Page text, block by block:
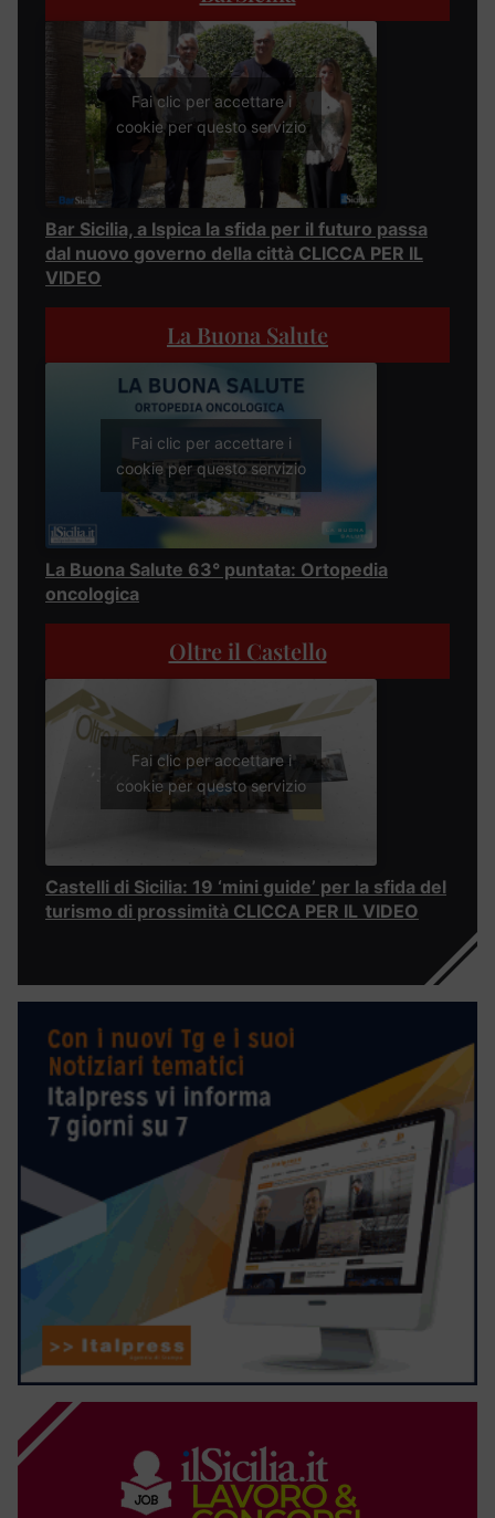
Fai clic per accettare i
cookie per questo servizio
Bar Sicilia, a Ispica la sfida per il futuro passa
dal nuovo governo della città CLICCA PER IL
VIDEO
La Buona Salute
Fai clic per accettare i
cookie per questo servizio
La Buona Salute 63° puntata: Ortopedia
oncologica
Oltre il Castello
Fai clic per accettare i
cookie per questo servizio
Castelli di Sicilia: 19 ‘mini guide’ per la sfida del
turismo di prossimità CLICCA PER IL VIDEO